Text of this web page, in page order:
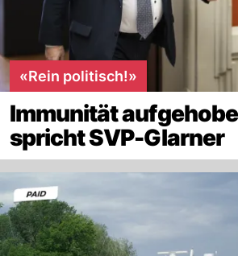
«Rein politisch!»
Immunität
spricht SVP-Glarner